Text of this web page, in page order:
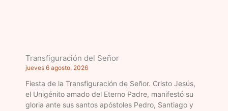
Transfiguración del Señor
jueves 6 agosto, 2026
Fiesta de la Transfiguración de Señor. Cristo Jesús,
el Unigénito amado del Eterno Padre, manifestó su
gloria ante sus santos apóstoles Pedro, Santiago y